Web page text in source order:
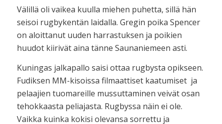
Välillä oli vaikea kuulla miehen puhetta, sillä hän
seisoi rugbykentän laidalla. Gregin poika Spencer
on aloittanut uuden harrastuksen ja poikien
huudot kiirivät aina tänne Saunaniemeen asti.
Kuningas jalkapallo saisi ottaa rugbysta opikseen.
Fudiksen MM-kisoissa filmaattiset kaatumiset ja
pelaajien tuomareille mussuttaminen veivät osan
tehokkaasta peliajasta. Rugbyssa näin ei ole.
Vaikka kuinka kokisi olevansa sorrettu ja